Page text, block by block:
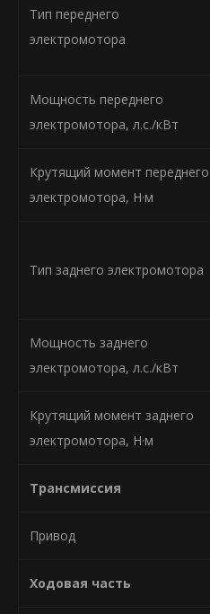
Тип переднего
электромотора
Мощность переднего
электромотора, л.с./кВт
Крутящий момент переднего
электромотора, Н·м
Тип заднего электромотора
Мощность заднего
электромотора, л.с./кВт
Крутящий момент заднего
электромотора, Н·м
Трансмиссия
Привод
Ходовая часть